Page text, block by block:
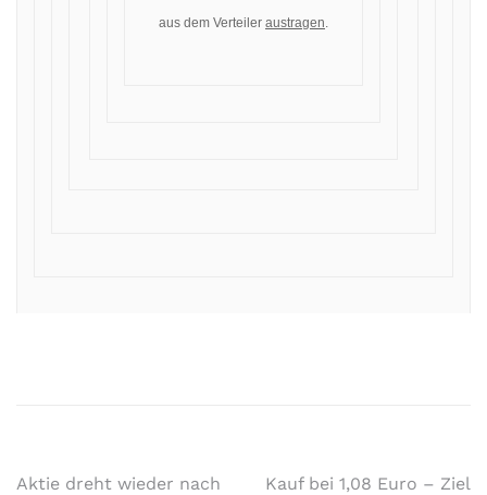
aus dem Verteiler austragen.
Aktie dreht wieder nach
Kauf bei 1,08 Euro – Ziel